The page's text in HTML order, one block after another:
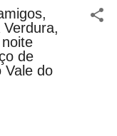
de
Vale do